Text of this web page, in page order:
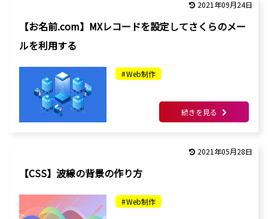
【お名前.com】MXレコードを設定してさくらのメー
ルを利用する
2021年09月24日
Web制作
続きを見る
【CSS】波線の背景の作り方
2021年05月28日
Web制作